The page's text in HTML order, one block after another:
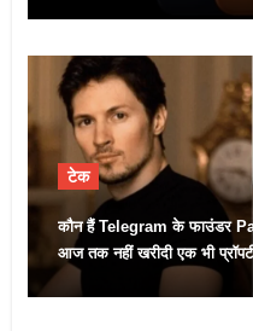
टेक
कौन हैं Telegram के फाउंडर
आज तक नहीं खरीदी एक भी